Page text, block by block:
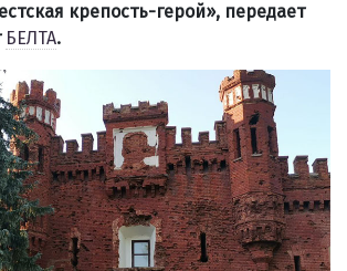
крепость-герой», передает
БЕЛТА.